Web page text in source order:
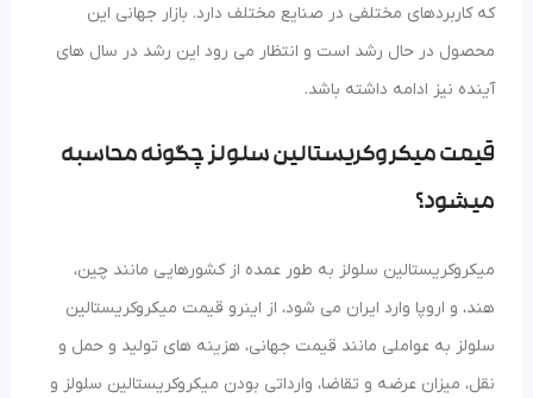
که کاربردهای مختلفی در صنایع مختلف دارد. بازار جهانی این
محصول در حال رشد است و انتظار می رود این رشد در سال های
آینده نیز ادامه داشته باشد.
قیمت میکروکریستالین سلولز چگونه محاسبه
میشود؟
میکروکریستالین سلولز به طور عمده از کشورهایی مانند چین،
هند، و اروپا وارد ایران می شود، از اینرو قیمت میکروکریستالین
سلولز به عواملی مانند قیمت جهانی، هزینه های تولید و حمل و
نقل، میزان عرضه و تقاضا، وارداتی بودن میکروکریستالین سلولز و